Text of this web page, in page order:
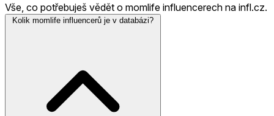
Vše, co potřebuješ vědět o momlife influencerech na infl.cz.
Kolik momlife influencerů je v databázi?